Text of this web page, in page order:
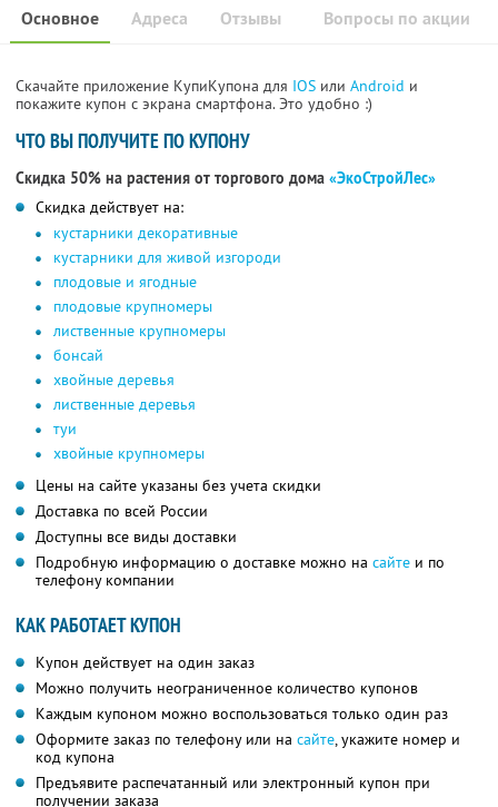
Основное Отзывы Вопросы по акции
Адреса
Скачайте приложение КупиКупона для IOS или Android и
покажите купон с экрана смартфона. Это удобно :)
ЧТО ВЫ ПОЛУЧИТЕ ПО КУПОНУ
Скидка 50% на растения от торгового дома «ЭкоСтройЛес»
Скидка действует на:
кустарники декоративные
кустарники для живой изгороди
плодовые и ягодные
плодовые крупномеры
лиственные крупномеры
бонсай
хвойные деревья
лиственные деревья
туи
хвойные крупномеры
Цены на сайте указаны без учета скидки
Доставка по всей России
Доступны все виды доставки
Подробную информацию о доставке можно на сайте и по
телефону компании
КАК РАБОТАЕТ КУПОН
Купон действует на один заказ
Можно получить неограниченное количество купонов
Каждым купоном можно воспользоваться только один раз
Оформите заказ по телефону или на сайте, укажите номер и
код купона
Предъявите распечатанный или электронный купон при
получении заказа